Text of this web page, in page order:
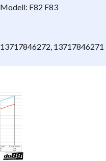
Modell: F82 F83
13717846272, 13717846271